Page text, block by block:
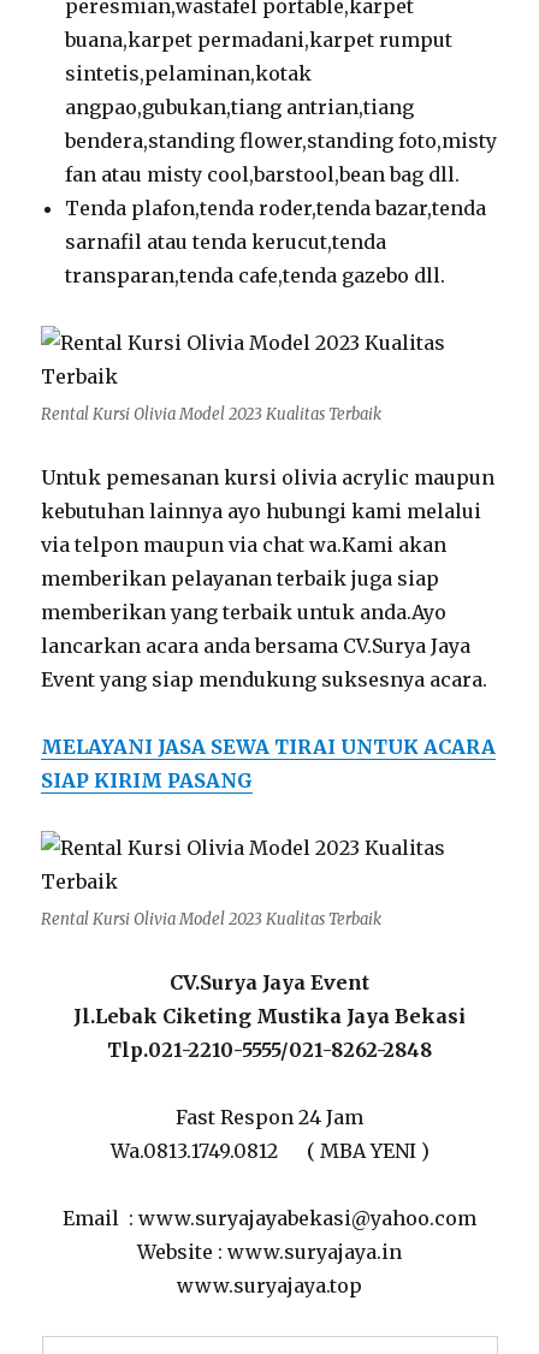
peresmian,wastafel portable,karpet
buana,karpet permadani,karpet rumput
sintetis,pelaminan,kotak
angpao,gubukan,tiang antrian,tiang
bendera,standing flower,standing foto,misty
fan atau misty cool,barstool,bean bag dll.
Tenda plafon,tenda roder,tenda bazar,tenda
sarnafil atau tenda kerucut,tenda
transparan,tenda cafe,tenda gazebo dll.
Rental Kursi Olivia Model 2023 Kualitas Terbaik
Untuk pemesanan kursi olivia acrylic maupun
kebutuhan lainnya ayo hubungi kami melalui
via telpon maupun via chat wa.Kami akan
memberikan pelayanan terbaik juga siap
memberikan yang terbaik untuk anda.Ayo
lancarkan acara anda bersama CV.Surya Jaya
Event yang siap mendukung suksesnya acara.
MELAYANI JASA SEWA TIRAI UNTUK ACARA
SIAP KIRIM PASANG
Rental Kursi Olivia Model 2023 Kualitas Terbaik
CV.Surya Jaya Event
Jl.Lebak Ciketing Mustika Jaya Bekasi
Tlp.021-2210-5555/021-8262-2848
Fast Respon 24 Jam
Wa.0813.1749.0812 ( MBA YENI )
Email : www.suryajayabekasi@yahoo.com
Website : www.suryajaya.in
www.suryajaya.top